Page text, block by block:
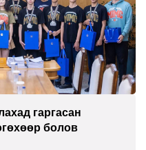
гаргасан
болов